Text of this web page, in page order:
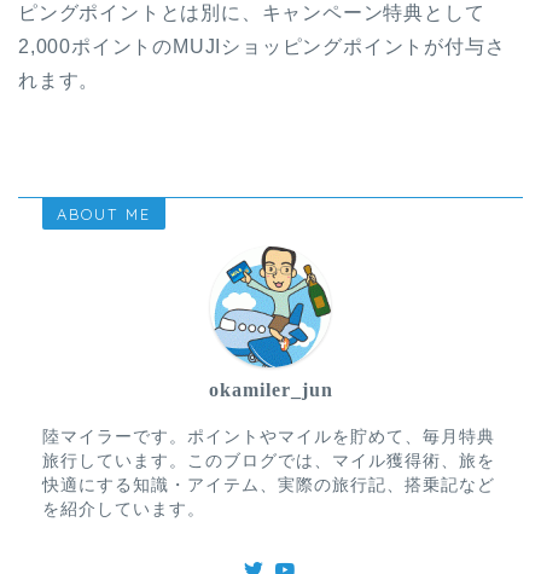
ピングポイントとは別に、キャンペーン特典として
2,000ポイントのMUJIショッピングポイントが付与さ
れます。
ABOUT ME
okamiler_jun
陸マイラーです。ポイントやマイルを貯めて、毎月特典
旅行しています。このブログでは、マイル獲得術、旅を
快適にする知識・アイテム、実際の旅行記、搭乗記など
を紹介しています。